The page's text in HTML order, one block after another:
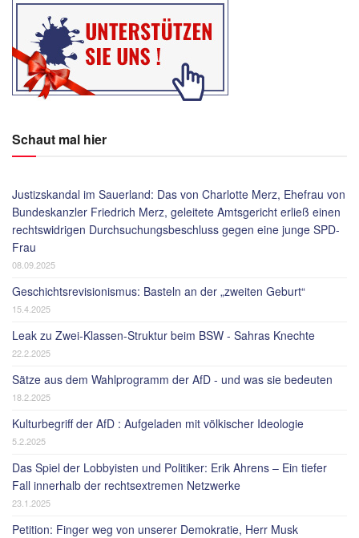
Schaut mal hier
Justizskandal im Sauerland: Das von Charlotte Merz, Ehefrau von
Bundeskanzler Friedrich Merz, geleitete Amtsgericht erließ einen
rechtswidrigen Durchsuchungsbeschluss gegen eine junge SPD-
Frau
08.09.2025
Geschichtsrevisionismus: Basteln an der „zweiten Geburt“
15.4.2025
Leak zu Zwei-Klassen-Struktur beim BSW - Sahras Knechte
22.2.2025
Sätze aus dem Wahlprogramm der AfD - und was sie bedeuten
18.2.2025
Kulturbegriff der AfD : Aufgeladen mit völkischer Ideologie
5.2.2025
Das Spiel der Lobbyisten und Politiker: Erik Ahrens – Ein tiefer
Fall innerhalb der rechtsextremen Netzwerke
23.1.2025
Petition: Finger weg von unserer Demokratie, Herr Musk